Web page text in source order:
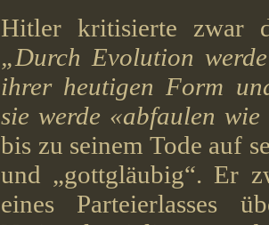
Hitler kritisierte zwar
„Durch Evolution
ihrer heutigen Form
sie werde «abfaulen
bis zu seinem Tode auf
und „gottgläubig“. Er
eines Parteierlasses